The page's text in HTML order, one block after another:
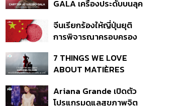
GALA เครื่องประดับบนลุค
สำคัญ
จีนเรียกร้องให้ญี่ปุ่นยุติ
การพิจารณาครอบครอง
7 THINGS WE LOVE
ABOUT MATIÈRES
Ariana Grande เปิดตัว
โปรแกรมดูแลสุขภาพจิต